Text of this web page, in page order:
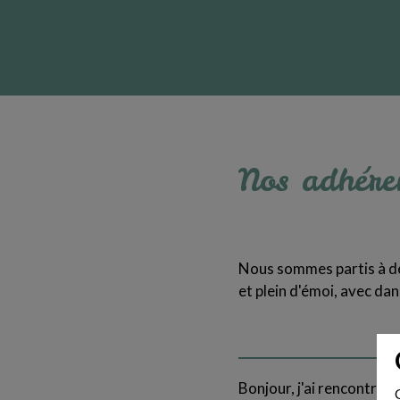
Nos
Nous sommes partis à
et plein d'émoi, avec
Bonjour, j'ai rencontré